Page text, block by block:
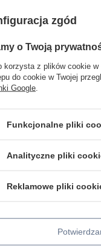
niebieska chmurka z
białym kloszem CLOUD NEW
zgód
o Twoją
korzysta z plików cookie w
do cookie w Twojej
Google
Funkcjonalne pliki
Analityczne pliki
Reklamowe pliki